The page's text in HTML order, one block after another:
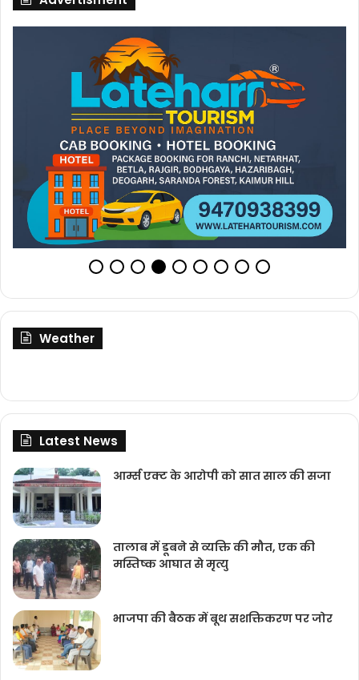
Weather
Latest News
आर्म्स एक्ट के आरोपी को सात साल की सजा
तालाब में डूबने से व्यक्ति की मौत, एक की
मस्तिष्क आघात से मृत्यु
भाजपा की बैठक में बूथ सशक्तिकरण पर जोर